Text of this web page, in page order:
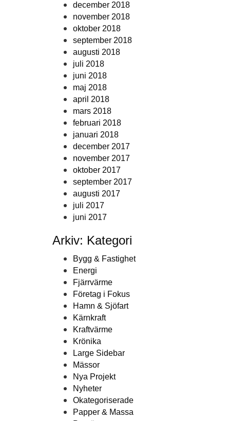
december 2018
november 2018
oktober 2018
september 2018
augusti 2018
juli 2018
juni 2018
maj 2018
april 2018
mars 2018
februari 2018
januari 2018
december 2017
november 2017
oktober 2017
september 2017
augusti 2017
juli 2017
juni 2017
Arkiv: Kategori
Bygg & Fastighet
Energi
Fjärrvärme
Företag i Fokus
Hamn & Sjöfart
Kärnkraft
Kraftvärme
Krönika
Large Sidebar
Mässor
Nya Projekt
Nyheter
Okategoriserade
Papper & Massa